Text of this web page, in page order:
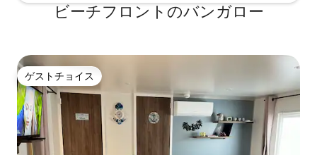
ビーチフロントのバンガロー
ゲストチョイス
ゲストチョイス